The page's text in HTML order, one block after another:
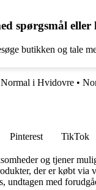
spørgsmål eller
butikken og tale
Normal i Hvidovre •
Pinterest TikTok
og tjener
der er købt via
undtagen med